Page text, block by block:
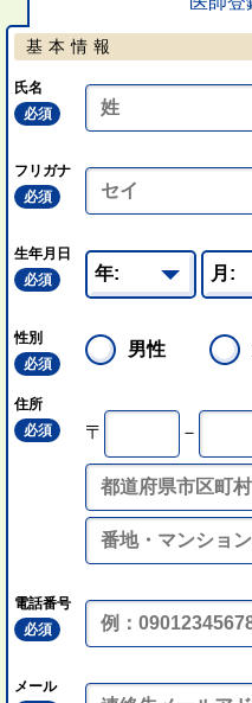
基本情報
氏名
必須
フリガナ
必須
生年月日
必須
性別
必須
男性
住所
必須
〒 －
電話番号
必須
メール